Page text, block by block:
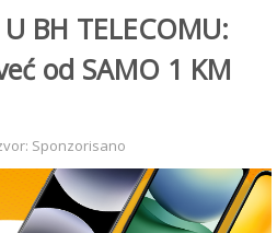
BH TELECOMU:
od SAMO 1 KM
Sponzorisano